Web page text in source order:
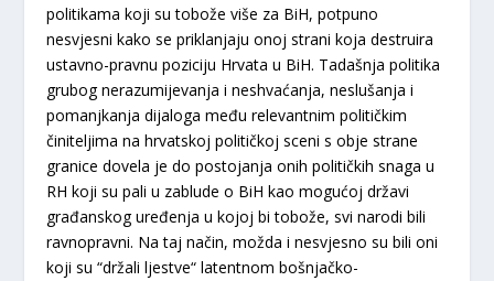
politikama koji su tobože više za BiH, potpuno
nesvjesni kako se priklanjaju onoj strani koja destruira
ustavno-pravnu poziciju Hrvata u BiH. Tadašnja politika
grubog nerazumijevanja i neshvaćanja, neslušanja i
pomanjkanja dijaloga među relevantnim političkim
činiteljima na hrvatskoj političkoj sceni s obje strane
granice dovela je do postojanja onih političkih snaga u
RH koji su pali u zablude o BiH kao mogućoj državi
građanskog uređenja u kojoj bi tobože, svi narodi bili
ravnopravni. Na taj način, možda i nesvjesno su bili oni
koji su “držali ljestve“ latentnom bošnjačko-